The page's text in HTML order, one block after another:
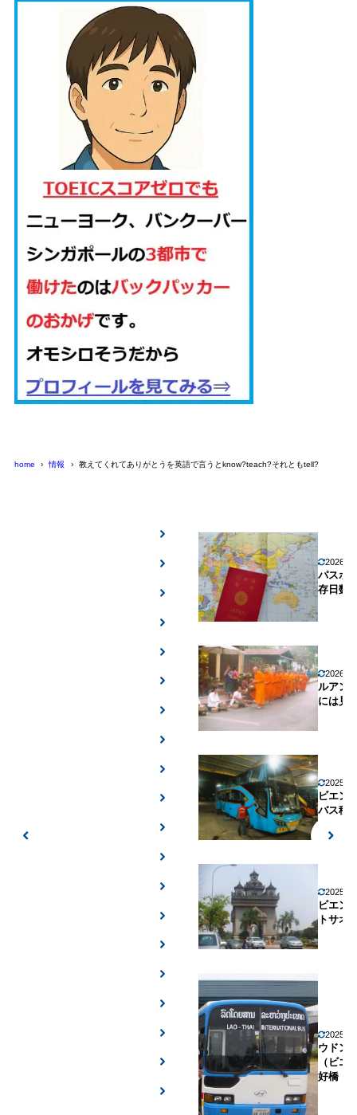
home 情報 教えてくれてありがとうを英語で言うとknow?teach?それともtell?
2026年
パスポ
存日数
2026年
ルアン
には見
2025年
ビエン
バス移
2025年
ビエン
トサオ
2025年
ウドン
（ビ
好橋